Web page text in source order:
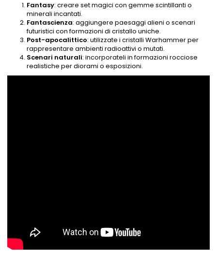
Fantasy: creare set magici con gemme scintillanti o
minerali incantati.
Fantascienza: aggiungere paesaggi alieni o scenari
futuristici con formazioni di cristallo uniche.
Post-apocalittico: utilizzate i cristalli Warhammer per
rappresentare ambienti radioattivi o mutati.
Scenari naturali: incorporateli in formazioni rocciose
realistiche per diorami o esposizioni.